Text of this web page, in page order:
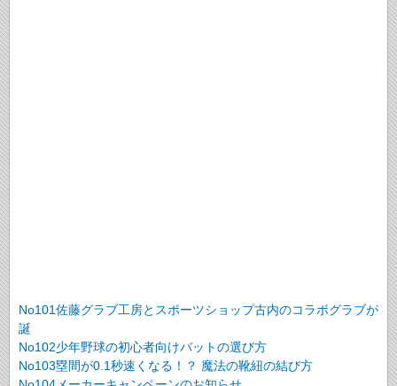
No101佐藤グラブ工房とスポーツショップ古内のコラボグラブが
誕
No102少年野球の初心者向けバットの選び方
No103塁間が0.1秒速くなる！？ 魔法の靴紐の結び方